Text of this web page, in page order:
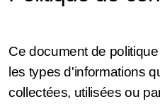
Ce document de
les types d'informations
collectées, utilisées ou